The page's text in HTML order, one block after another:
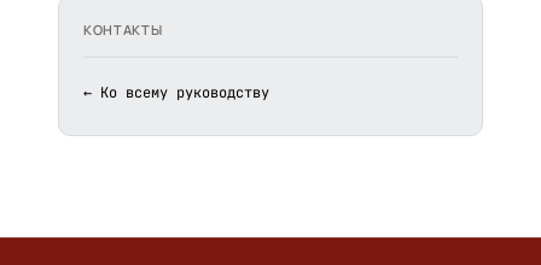
КОНТАКТЫ
← Ко всему руководству